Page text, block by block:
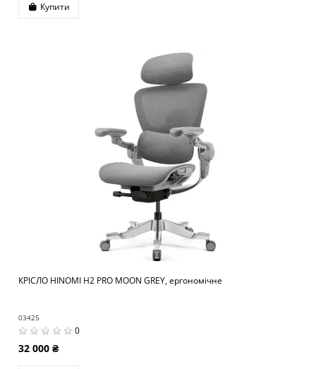
Купити
КРІСЛО HINOMI H2 PRO MOON GREY, ергономічне
03425
0
32 000 ₴